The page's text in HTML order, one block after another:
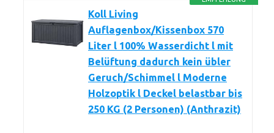
Koll Living
Auflagenbox/Kissenbox 570
Liter l 100% Wasserdicht l mit
Belüftung dadurch kein übler
Geruch/Schimmel l Moderne
Holzoptik l Deckel belastbar bis
250 KG (2 Personen) (Anthrazit)